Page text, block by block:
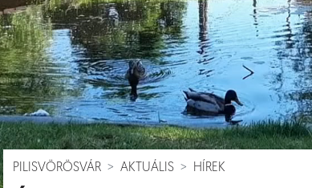
PILISVÖRÖSVÁR AKTUÁLIS HÍREK
Események []